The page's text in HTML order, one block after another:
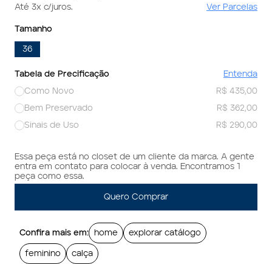
Até 3x c/juros. Ver Parcelas
Tamanho
36
Tabela de Precificação
Entenda
Como Novo
R$ 435,00
Bem Preservado
R$ 362,00
Sinais de Uso
R$ 290,00
Essa peça está no closet de um cliente da marca. A gente
entra em contato para colocar à venda. Encontramos 1
peça como essa.
Quero Comprar
Confira mais em: home explorar catálogo
feminino calça